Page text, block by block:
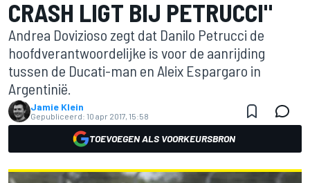
CRASH LIGT BIJ PETRUCCI"
Andrea Dovizioso zegt dat Danilo Petrucci de
hoofdverantwoordelijke is voor de aanrijding
tussen de Ducati-man en Aleix Espargaro in
Argentinië.
Jamie Klein
Gepubliceerd: 10 apr 2017, 15:58
TOEVOEGEN ALS VOORKEURSBRON